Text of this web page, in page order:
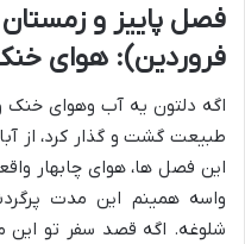
فصل پاییز و زمستان
فروردین): هوای
اگه دلتون یه آب وهوای خنک
طبیعت گشت و گذار کرد، از
این فصل ها، هوای چابهار
واسه همینم این مدت
شلوغه. اگه قصد سفر تو این